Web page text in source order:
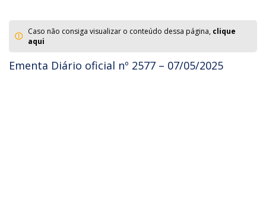
Caso não consiga visualizar o conteúdo dessa página, clique
aqui
Ementa Diário oficial nº 2577 – 07/05/2025